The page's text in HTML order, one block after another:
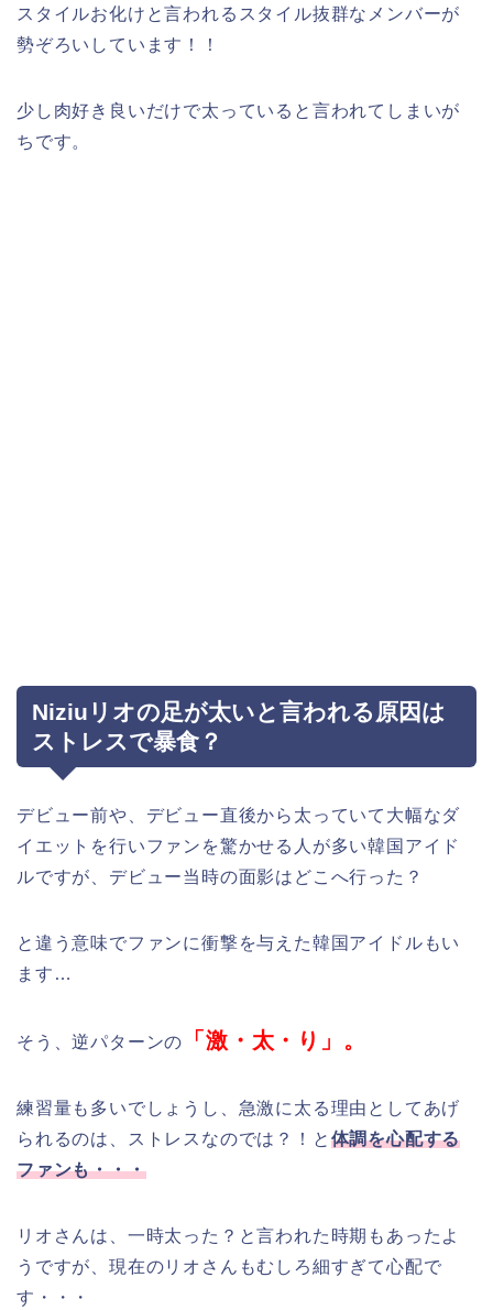
スタイルお化けと言われるスタイル抜群なメンバーが
勢ぞろいしています！！
少し肉好き良いだけで太っていると言われてしまいが
ちです。
Niziuリオの足が太いと言われる原因は
ストレスで暴食？
デビュー前や、デビュー直後から太っていて大幅なダ
イエットを行いファンを驚かせる人が多い韓国アイド
ルですが、デビュー当時の面影はどこへ行った？
と違う意味でファンに衝撃を与えた韓国アイドルもい
ます…
そう、逆パターンの 「激・太・り」。
練習量も多いでしょうし、急激に太る理由としてあげ
られるのは、ストレスなのでは？！と 体調を心配する
ファンも・・・
リオさんは、一時太った？と言われた時期もあったよ
うですが、現在のリオさんもむしろ細すぎて心配で
す・・・